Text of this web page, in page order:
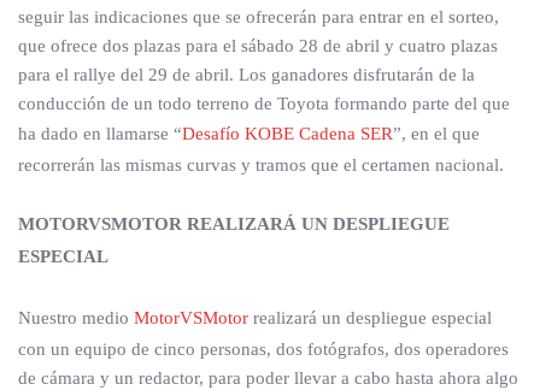
seguir las indicaciones que se ofrecerán para entrar en el sorteo,
que ofrece dos plazas para el sábado 28 de abril y cuatro plazas
para el rallye del 29 de abril. Los ganadores disfrutarán de la
conducción de un todo terreno de Toyota formando parte del que
ha dado en llamarse “Desafío KOBE Cadena SER”, en el que
recorrerán las mismas curvas y tramos que el certamen nacional.
MOTORVSMOTOR REALIZARÁ UN DESPLIEGUE
ESPECIAL
Nuestro medio MotorVSMotor realizará un despliegue especial
con un equipo de cinco personas, dos fotógrafos, dos operadores
de cámara y un redactor, para poder llevar a cabo hasta ahora algo